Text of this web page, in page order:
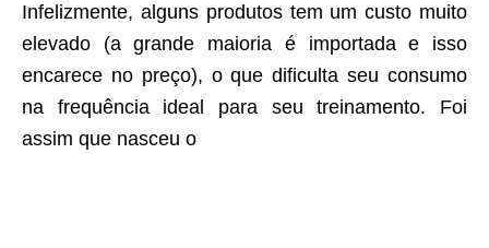
Infelizmente, alguns produtos tem um custo muito
elevado (a grande maioria é importada e isso
encarece no preço), o que dificulta seu consumo
na frequência ideal para seu treinamento. Foi
assim que nasceu o